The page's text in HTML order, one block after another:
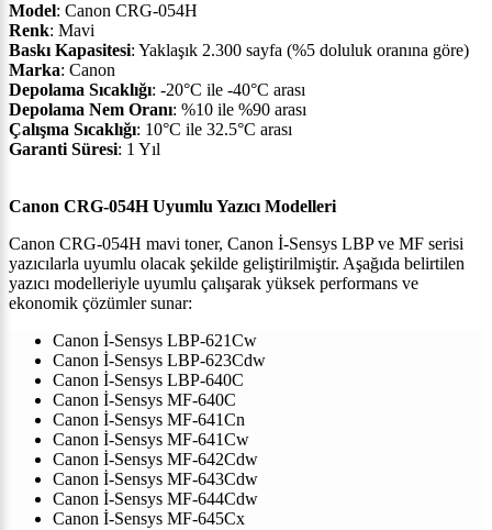
Model: Canon CRG-054H
Renk: Mavi
Baskı Kapasitesi: Yaklaşık 2.300 sayfa (%5 doluluk oranına göre)
Marka: Canon
Depolama Sıcaklığı: -20°C ile -40°C arası
Depolama Nem Oranı: %10 ile %90 arası
Çalışma Sıcaklığı: 10°C ile 32.5°C arası
Garanti Süresi: 1 Yıl
Canon CRG-054H Uyumlu Yazıcı Modelleri
Canon CRG-054H mavi toner, Canon İ-Sensys LBP ve MF serisi
yazıcılarla uyumlu olacak şekilde geliştirilmiştir. Aşağıda belirtilen
yazıcı modelleriyle uyumlu çalışarak yüksek performans ve
ekonomik çözümler sunar:
Canon İ-Sensys LBP-621Cw
Canon İ-Sensys LBP-623Cdw
Canon İ-Sensys LBP-640C
Canon İ-Sensys MF-640C
Canon İ-Sensys MF-641Cn
Canon İ-Sensys MF-641Cw
Canon İ-Sensys MF-642Cdw
Canon İ-Sensys MF-643Cdw
Canon İ-Sensys MF-644Cdw
Canon İ-Sensys MF-645Cx